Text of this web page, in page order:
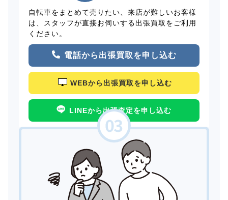
自転車をまとめて売りたい、来店が難しいお客様
は、スタッフが直接お伺いする出張買取をご利用
ください。
電話から出張買取を申し込む
WEBから出張買取を申し込む
LINEから出張査定を申し込む